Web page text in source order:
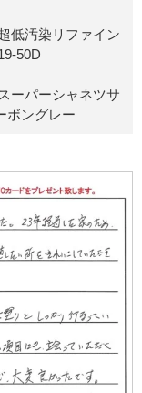
低汚染リファイン
50D
ーパーシャネツサ
ングレー